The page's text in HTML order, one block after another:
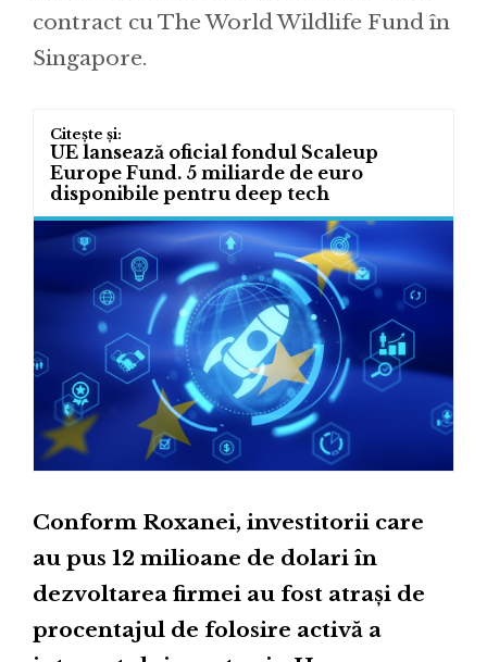
contract cu The World Wildlife Fund în
Singapore.
UE lansează oficial fondul Scaleup
Europe Fund. 5 miliarde de euro
disponibile pentru deep tech
Conform Roxanei, investitorii care
au pus 12 milioane de dolari în
dezvoltarea firmei au fost atrași de
procentajul de folosire activă a